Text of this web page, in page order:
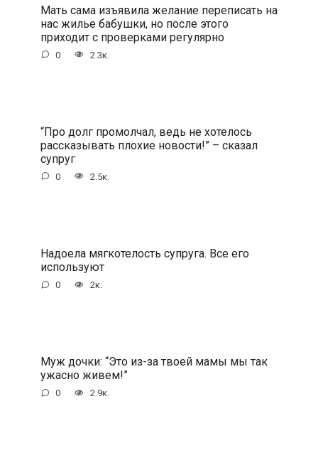
Мать сама изъявила желание переписать на
нас жилье бабушки, но после этого
приходит с проверками регулярно
0 2.3к.
“Про долг промолчал, ведь не хотелось
рассказывать плохие новости!” – сказал
супруг
0 2.5к.
Надоела мягкотелость супруга. Все его
используют
0 2к.
Муж дочки: “Это из-за твоей мамы мы так
ужасно живем!”
0 2.9к.